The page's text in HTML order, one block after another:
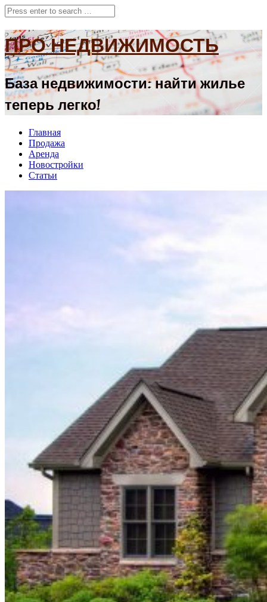
ПРО НЕДВИЖИМОСТЬ
База недвижимости: найти жилье
теперь легко!
Главная
Продажа
Аренда
Новостройки
Статьи